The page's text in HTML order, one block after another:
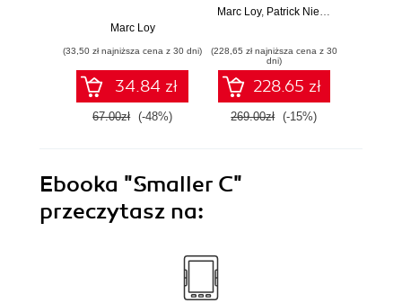
możliwościach
Marc Loy
(33,50 zł najniższa cena z 30 dni)
34.84 zł
67.00zł (-48%)
Marc Loy, Patrick Niemeyer
(228,65 zł najniższa cena z 30
dni)
228.65 zł
269.00zł (-15%)
Ebooka "Smaller C"
przeczytasz na: